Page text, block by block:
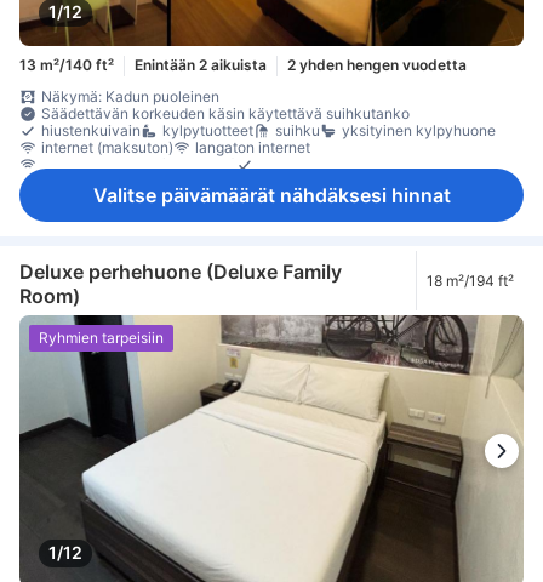
1/12
13 m²/140 ft² Enintään 2 aikuista
2 yhden hengen vuodetta
Näkymä: Kadun puoleinen
Säädettävän korkeuden käsin käytettävä suihkutanko
hiustenkuivain
kylpytuotteet suihku
yksityinen kylpyhuone
internet (maksuton)
langaton internet
Valitse päivämäärät nähdäksesi hinnat
Deluxe perhehuone (Deluxe Family
Room)
18 m²/194 ft²
1/12
Ryhmien tarpeisiin